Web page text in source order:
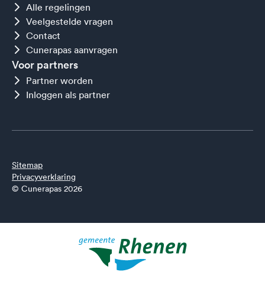
Alle regelingen
Veelgestelde vragen
Contact
Cunerapas aanvragen
Voor partners
Partner worden
Inloggen als partner
Sitemap
Privacyverklaring
© Cunerapas 2026